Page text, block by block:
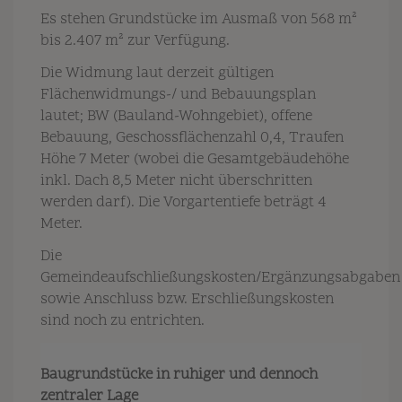
Es stehen Grundstücke im Ausmaß von 568 m²
bis 2.407 m² zur Verfügung.
Die Widmung laut derzeit gültigen
Flächenwidmungs-/ und Bebauungsplan
lautet; BW (Bauland-Wohngebiet), offene
Bebauung, Geschossflächenzahl 0,4, Traufen
Höhe 7 Meter (wobei die Gesamtgebäudehöhe
inkl. Dach 8,5 Meter nicht überschritten
werden darf). Die Vorgartentiefe beträgt 4
Meter.
Die
Gemeindeaufschließungskosten/Ergänzungsabgaben
sowie Anschluss bzw. Erschließungskosten
sind noch zu entrichten.
Baugrundstücke in ruhiger und dennoch
zentraler Lage